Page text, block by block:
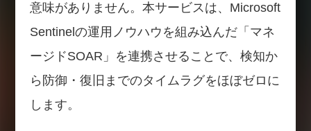
意味がありません。本サービスは、Microsoft
Sentinelの運用ノウハウを組み込んだ「マネ
ージドSOAR」を連携させることで、検知か
ら防御・復旧までのタイムラグをほぼゼロに
します。